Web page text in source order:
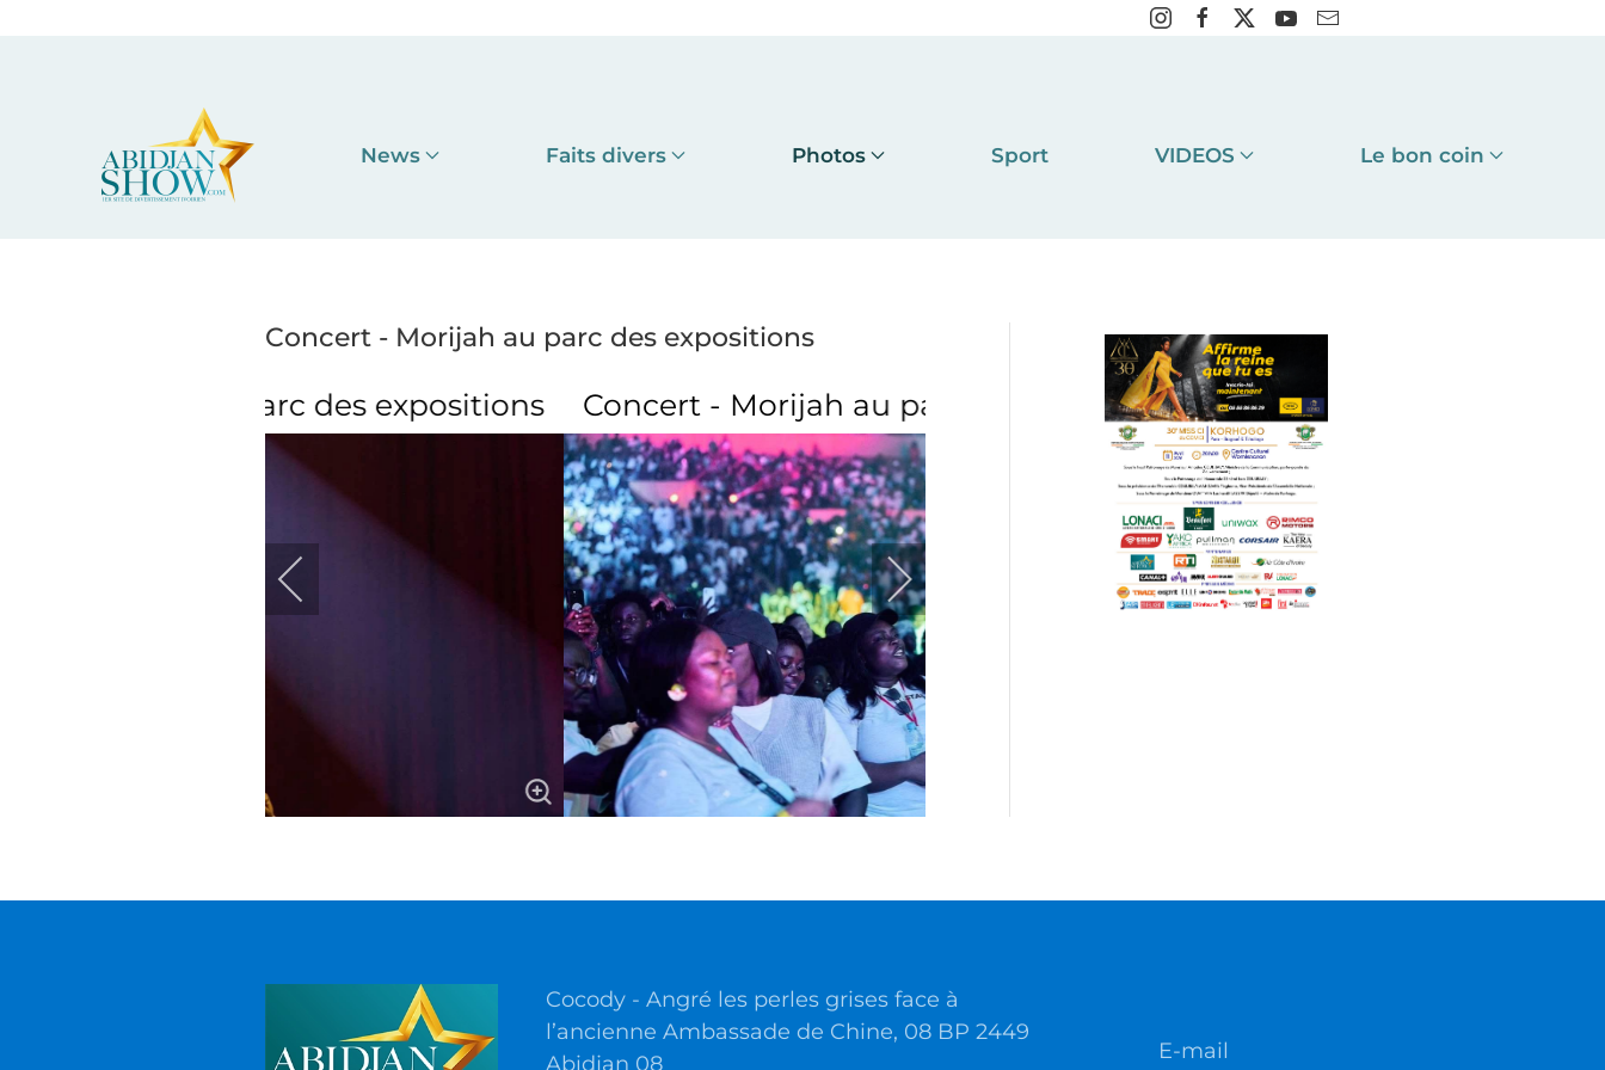
News Faits divers Photos Sport VIDEOS Le bon coin
Concert - Morijah au parc des expositions
des expositions Concert - Morijah au parc des expositions
Cocody - Angré les perles grises face à
l’ancienne Ambassade de Chine, 08 BP 2449
Abidjan 08
E-mail